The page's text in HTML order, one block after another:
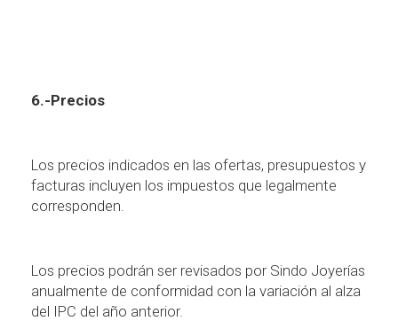
6.-Precios
Los precios indicados en las ofertas, presupuestos y
facturas incluyen los impuestos que legalmente
corresponden.
Los precios podrán ser revisados por Sindo Joyerías
anualmente de conformidad con la variación al alza
del IPC del año anterior.